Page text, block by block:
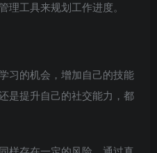
理工具来规划工作进度。
习的机会，增加自己的技能
是提升自己的社交能力，都